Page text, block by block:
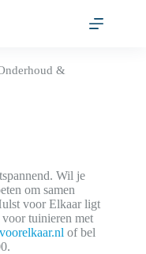
&
Wil je
om samen
voor Elkaar ligt
tuinieren met
of bel